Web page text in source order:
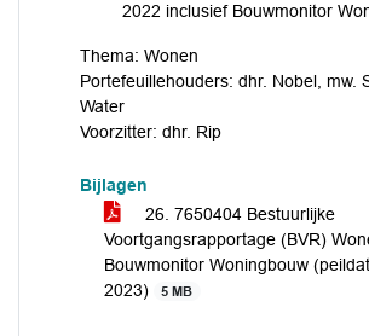
2022 inclusief Bouwmonitor
Thema: Wonen
Portefeuillehouders: dhr. Nobel, mw.
Water
Voorzitter: dhr. Rip
Bijlagen
26. 7650404 Bestuurlijke
Voortgangsrapportage (BVR)
Bouwmonitor Woningbouw
2023)
5 MB